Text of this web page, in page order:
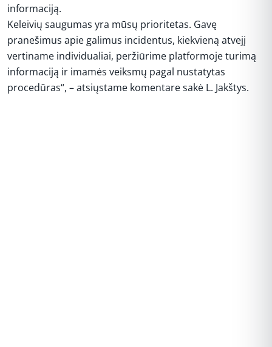
informaciją.
Keleivių saugumas yra mūsų prioritetas. Gavę
pranešimus apie galimus incidentus, kiekvieną atvejį
vertiname individualiai, peržiūrime platformoje turimą
informaciją ir imamės veiksmų pagal nustatytas
procedūras“, – atsiųstame komentare sakė L. Jakštys.